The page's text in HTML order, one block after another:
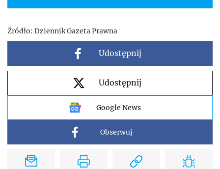
Źródło: Dziennik Gazeta Prawna
Udostępnij
Udostępnij
Google News
Obserwuj